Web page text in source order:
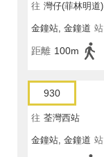
往 灣仔(菲林明道)
金鐘站, 金鐘道 站
距離 100m
930
往 荃灣西站
金鐘站, 金鐘道 站